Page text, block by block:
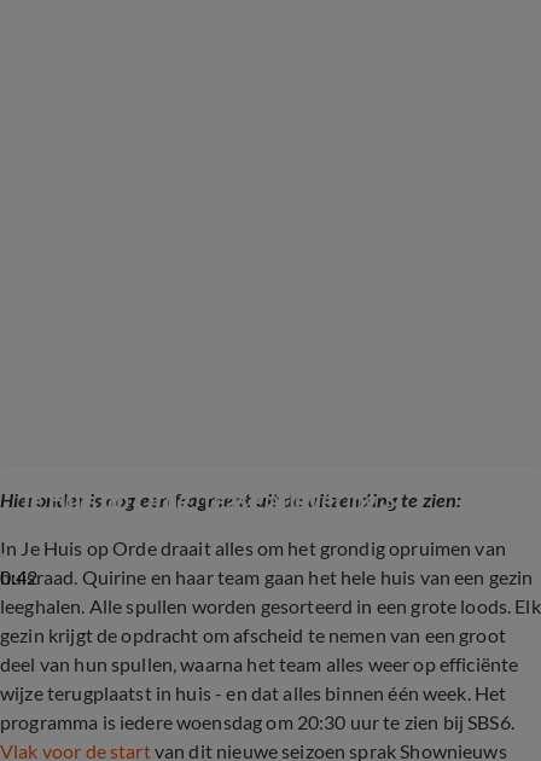
Hieronder is nog een fragment uit de uitzending te zien:
0:42
Je Huis op Orde, tease aflevering 3
In Je Huis op Ordedraait alles om het grondig opruimen van
huisraad. Quirine en haar team gaan het hele huis van een gezin
leeghalen. Alle spullen worden gesorteerd in een grote loods. Elk
gezin krijgt de opdracht om afscheid te nemen van een groot
deel van hun spullen, waarna het team alles weer op efficiënte
wijze terugplaatst in huis - en dat alles binnen één week. Het
programma is iedere woensdag om 20:30 uur te zien bij SBS6.
Vlak voor de startvan dit nieuwe seizoen sprak Shownieuws